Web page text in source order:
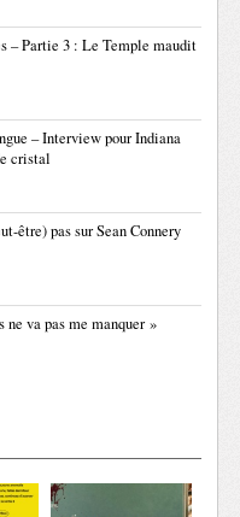
– Partie 3 : Le Temple maudit
– Interview pour Indiana
cristal
être) pas sur Sean Connery
ne va pas me manquer »